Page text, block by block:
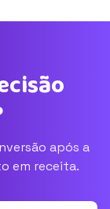
após a
em receita.